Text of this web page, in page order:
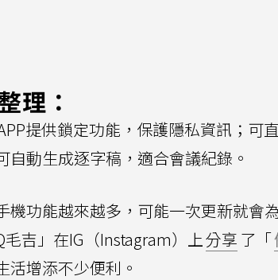
理：
提供鎖定功能，保護隱私資訊；可
自動生成逐字稿，適合會議紀錄。
機功能越來越多，可能一次更新就會
吉」在IG（Instagram）上分享 了「
活增添不少便利。